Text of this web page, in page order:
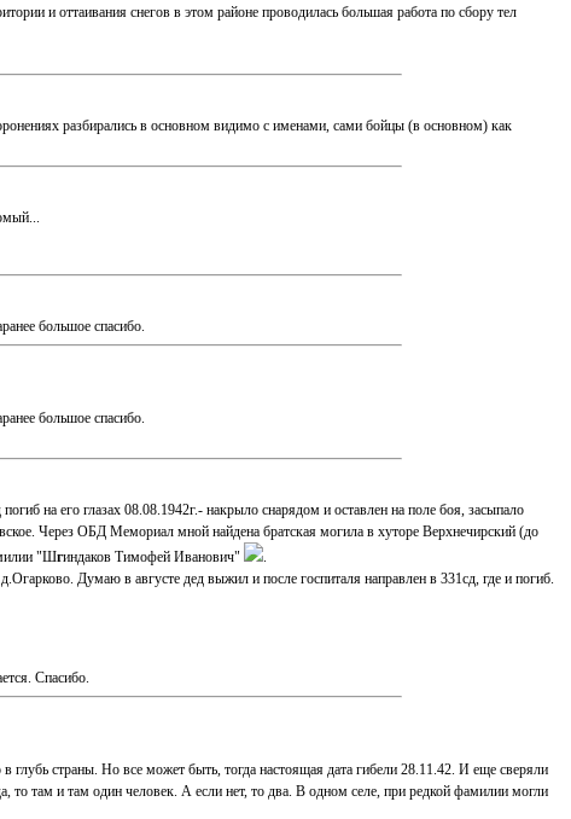
и оттаивания снегов в этом районе проводилась большая работа по сбору тел
разбирались в основном видимо с именами, сами бойцы (в основном) как
большое спасибо.
большое спасибо.
на его глазах 08.08.1942г.- накрыло снарядом и оставлен на поле боя, засыпало
Через ОБД Мемориал мной найдена братская могила в хуторе Верхнечирский (до
"Шгиндаков Тимофей Иванович"
.
Думаю в августе дед выжил и после госпиталя направлен в 331сд, где и погиб.
Спасибо.
глубь страны. Но все может быть, тогда настоящая дата гибели 28.11.42. И еще сверяли
там и там один человек. А если нет, то два. В одном селе, при редкой фамилии могли